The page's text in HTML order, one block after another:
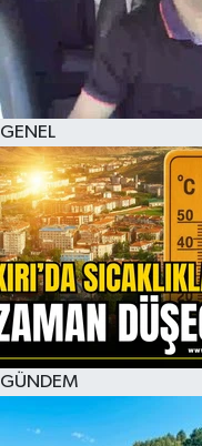
GENEL
GÜNDEM
KÜLTÜR SANAT
MAGAZİN
SAĞLIK
SİYASET
SPOR
TEKNOLOJİ
VİZYONDAKİLER
YAŞAM